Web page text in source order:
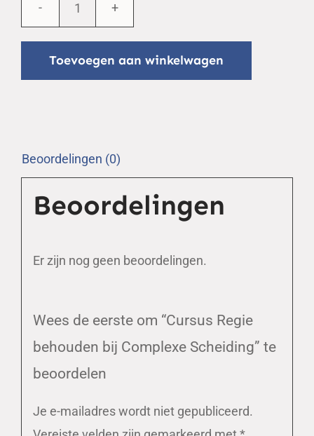
Regie
behouden
aantal
Toevoegen aan winkelwagen
Beoordelingen (0)
Beoordelingen
Er zijn nog geen beoordelingen.
Wees de eerste om “Cursus Regie
behouden bij Complexe Scheiding” te
beoordelen
Je e-mailadres wordt niet gepubliceerd.